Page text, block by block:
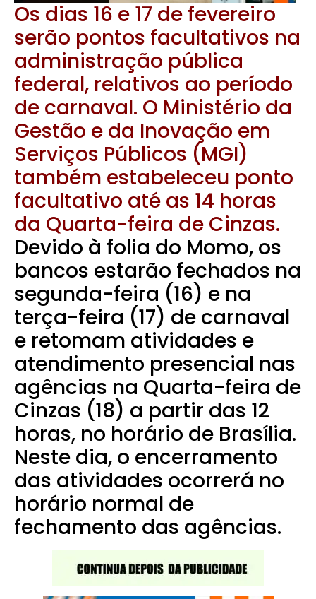
Os dias 16 e 17 de fevereiro
serão pontos facultativos na
administração pública
federal, relativos ao período
de carnaval. O Ministério da
Gestão e da Inovação em
Serviços Públicos (MGI)
também estabeleceu ponto
facultativo até as 14 horas
da Quarta-feira de Cinzas.
Devido à folia do Momo, os
bancos estarão fechados na
segunda-feira (16) e na
terça-feira (17) de carnaval
e retomam atividades e
atendimento presencial nas
agências na Quarta-feira de
Cinzas (18) a partir das 12
horas, no horário de Brasília.
Neste dia, o encerramento
das atividades ocorrerá no
horário normal de
fechamento das agências.